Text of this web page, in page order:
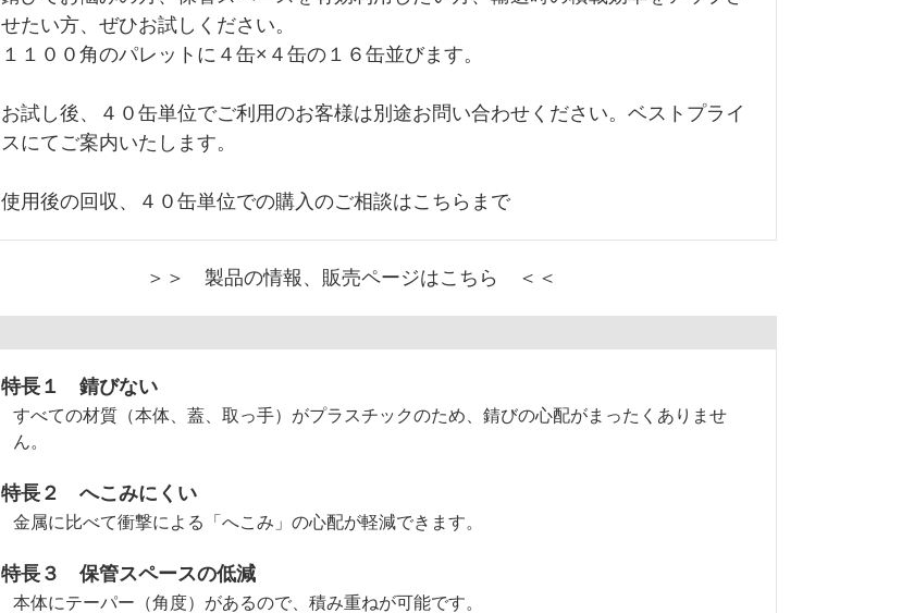
せたい方、ぜひお試しください。
１１００角のパレット に４缶×４缶の１６缶並びます。
お試し後、４０缶単位でご利用のお客様は別途お問い合わせください。ベストプライ
スにてご案内いたします。
使用後の回収、４０缶単位での購入のご相談はこちら まで
＞＞ 製品の情報、販売ページはこちら ＜＜
特長１ 錆びない
すべての材質（本体、蓋、取っ手）がプラスチックのため、錆びの心配がまったくありませ
ん。
特長２ へこみにくい
金属に比べて衝撃による「へこみ」の心配が軽減できます。
特長３ 保管スペースの低減
本体にテーパー（角度）があるので、積み重ねが可能です。